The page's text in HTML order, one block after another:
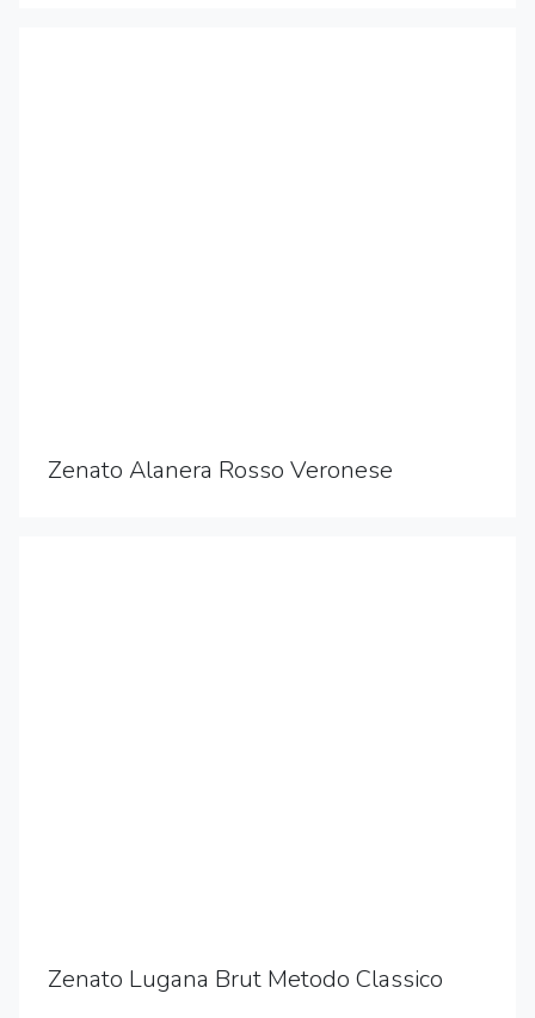
Zenato Alanera Rosso Veronese
Zenato Lugana Brut Metodo Classico